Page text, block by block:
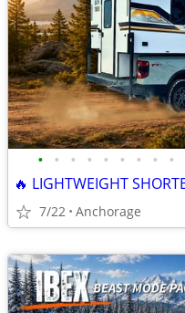
• • • • • • • • •
7/22 Anchorage